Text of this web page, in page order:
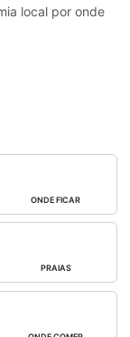
local por onde
ONDE FICAR
PRAIAS